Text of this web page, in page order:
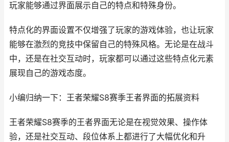
玩家能够通过界面展示自己的特点和特殊身份。
特点化的界面设置不仅增强了玩家的游戏体验，也让玩家
能够在激烈的竞技中保留自己的特殊风格。无论是在战斗
中，还是在社交互动时，玩家都可以通过这些特点化元素
展现自己的游戏态度。
小编归纳一下：王者荣耀S8赛季王者界面的拓展资料
王者荣耀S8赛季的王者界面无论是在视觉效果、操作体
验，还是社交互动、段位体系上都进行了大幅优化和升